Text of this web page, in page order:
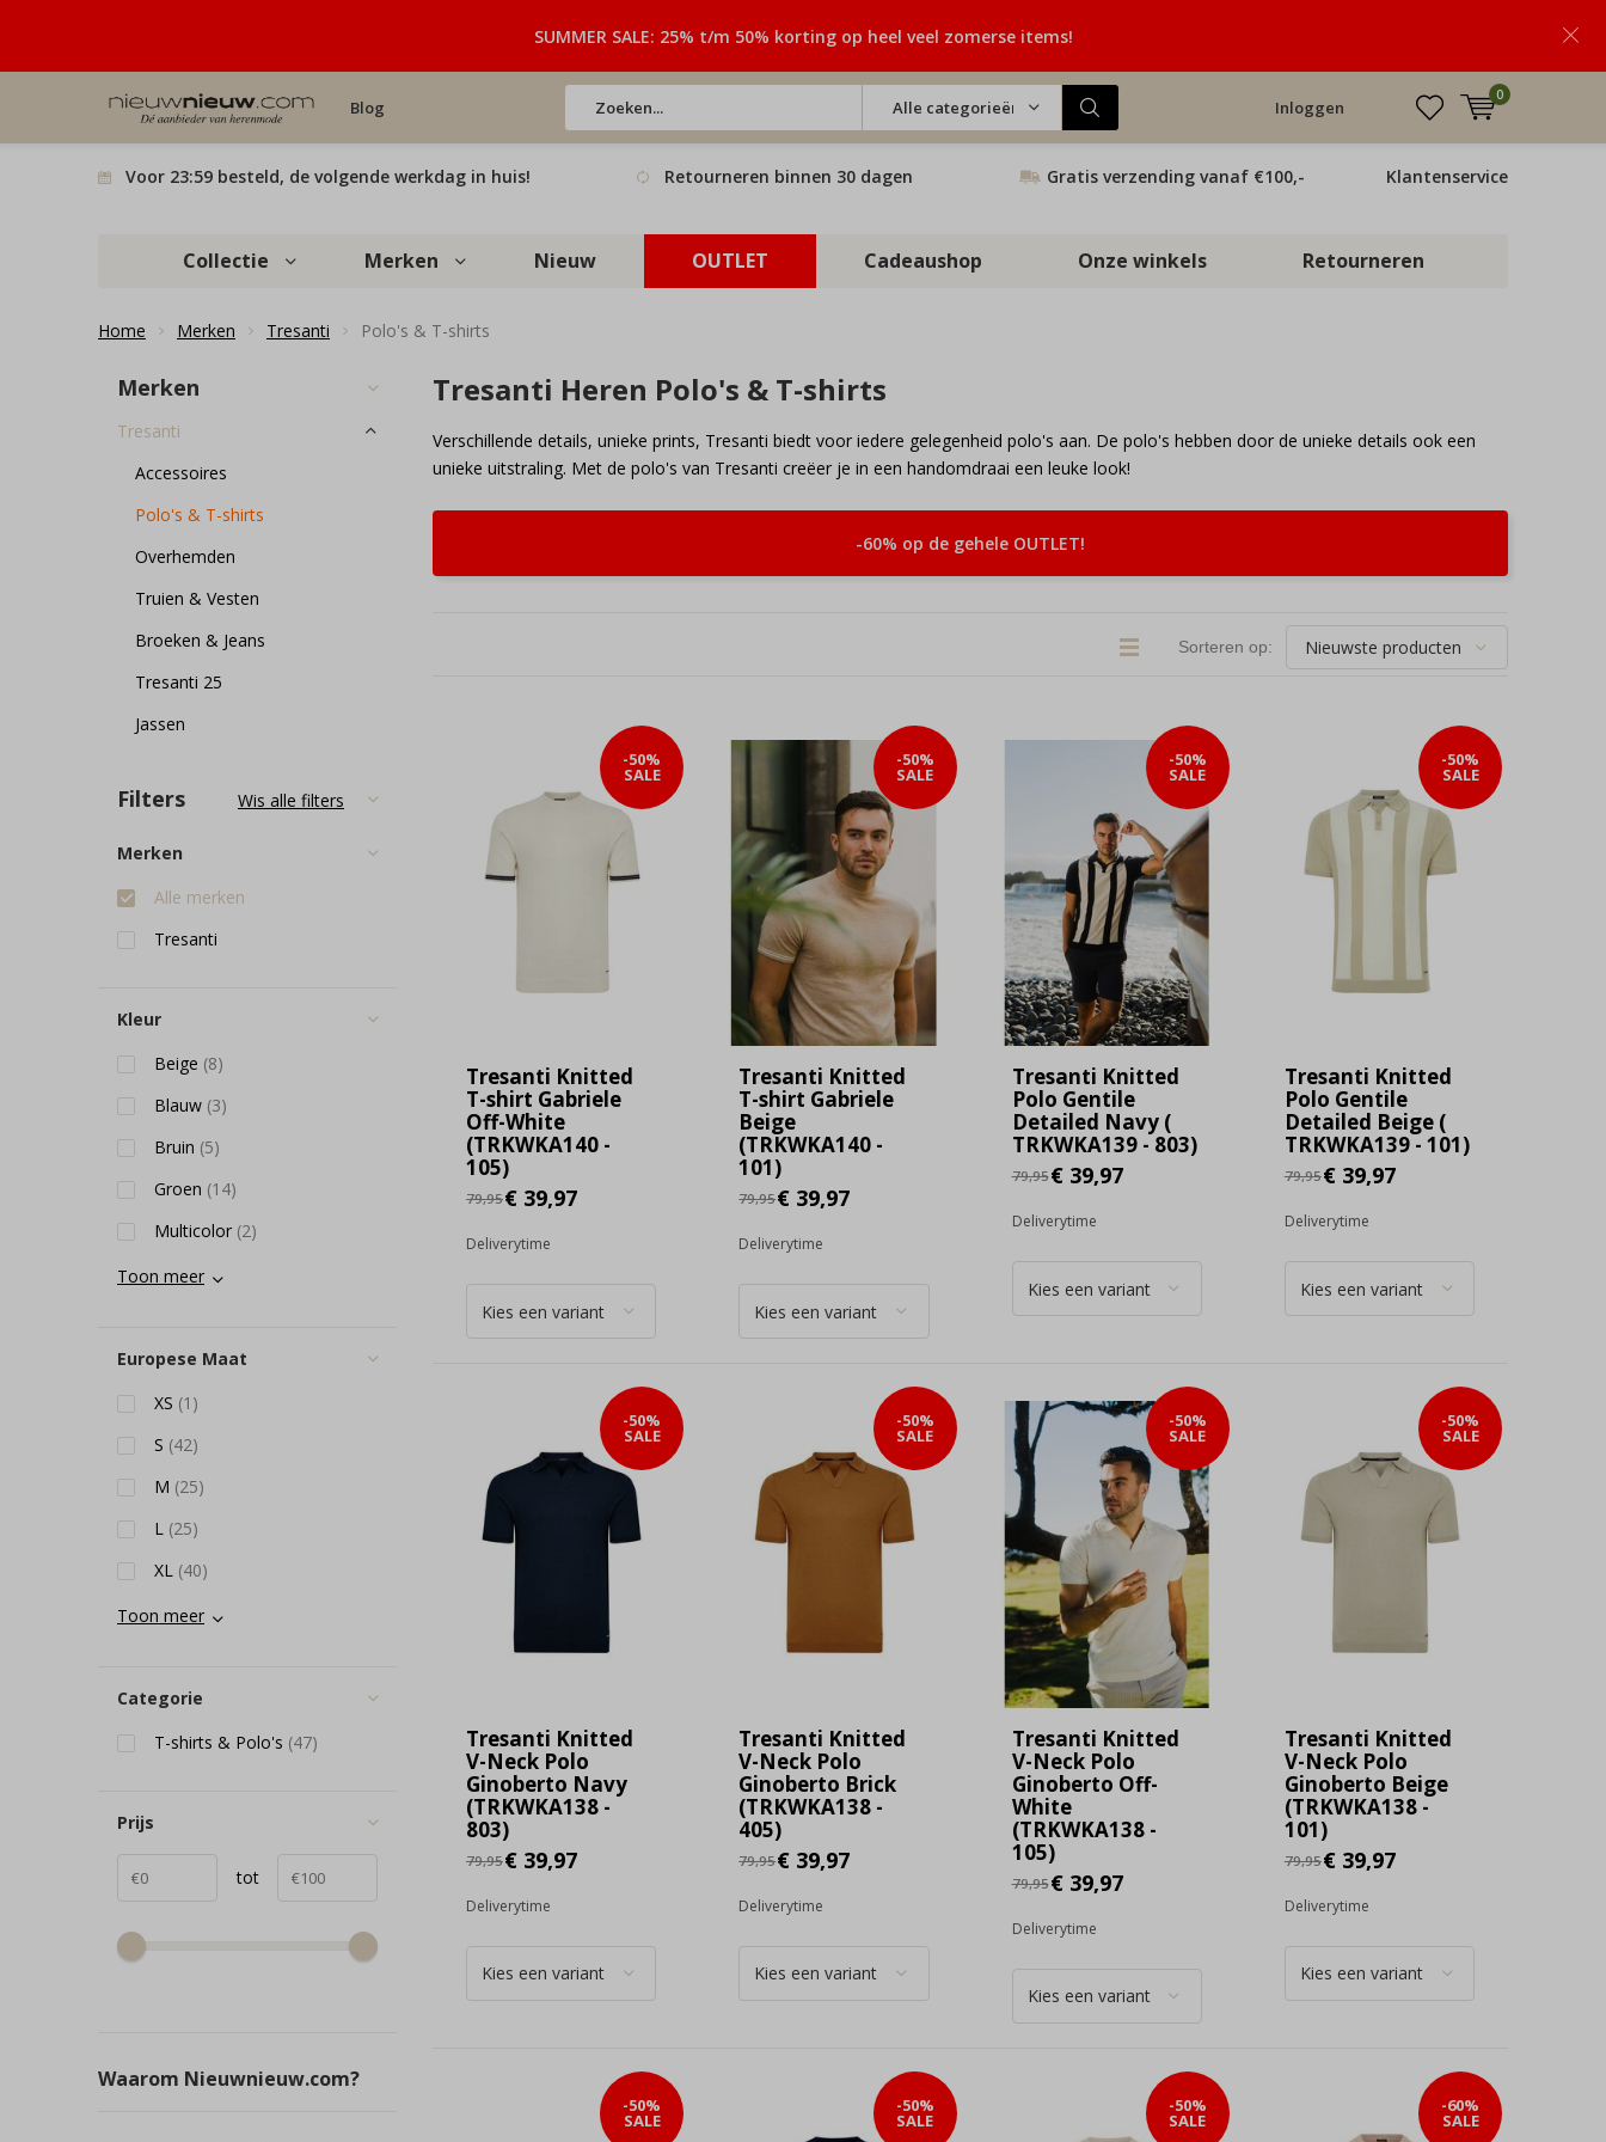
Blog Alle categorieën Inloggen
0
SUMMER SALE: 25% t/m 50% korting op heel veel zomerse items!
Voor 23:59 besteld, de volgende werkdag in huis! Retourneren binnen 30 dagen Gratis verzending vanaf €100,- Klantenservice
Collectie Merken Nieuw OUTLET Cadeaushop Onze winkels Retourneren
Home Merken Tresanti Polo's & T-shirts
Tresanti Heren Polo's & T-shirts
Verschillende details, unieke prints, Tresanti biedt voor iedere gelegenheid polo's aan. De polo's hebben door de unieke details ook een
unieke uitstraling. Met de polo's van Tresanti creëer je in een handomdraai een leuke look!
-60% op de gehele OUTLET!
Sorteren op:
Tresanti Knitted
T-shirt Gabriele
Off-White
(TRKWKA140 -
105)
-50%
SALE
79,95€ 39,97
Deliverytime
Tresanti Knitted
T-shirt Gabriele
Beige
(TRKWKA140 -
101)
-50%
SALE
79,95€ 39,97
Deliverytime
Tresanti Knitted
Polo Gentile
Detailed Navy (
TRKWKA139 - 803)
-50%
SALE
79,95€ 39,97
Deliverytime
Tresanti Knitted
Polo Gentile
Detailed Beige (
TRKWKA139 - 101)
-50%
SALE
79,95€ 39,97
Deliverytime
Tresanti Knitted
V-Neck Polo
Ginoberto Navy
(TRKWKA138 -
803)
-50%
SALE
79,95€ 39,97
Deliverytime
Tresanti Knitted
V-Neck Polo
Ginoberto Brick
(TRKWKA138 -
405)
-50%
SALE
79,95€ 39,97
Deliverytime
Tresanti Knitted
V-Neck Polo
Ginoberto Off-
White
(TRKWKA138 -
105)
-50%
SALE
79,95€ 39,97
Deliverytime
Tresanti Knitted
V-Neck Polo
Ginoberto Beige
(TRKWKA138 -
101)
-50%
SALE
79,95€ 39,97
Deliverytime
-50%
SALE
-50%
SALE
-50%
SALE
-60%
SALE
Merken
Tresanti
Accessoires
Polo's & T-shirts
Overhemden
Truien & Vesten
Broeken & Jeans
Tresanti 25
Jassen
Filters Wis alle filters
Merken
Alle merken
Tresanti
Kleur
Beige (8)
Blauw (3)
Bruin (5)
Groen (14)
Multicolor (2)
Toon meer
Europese Maat
XS (1)
S (42)
M (25)
L (25)
XL (40)
Toon meer
Categorie
T-shirts & Polo's (47)
Prijs
tot
Waarom Nieuwnieuw.com?